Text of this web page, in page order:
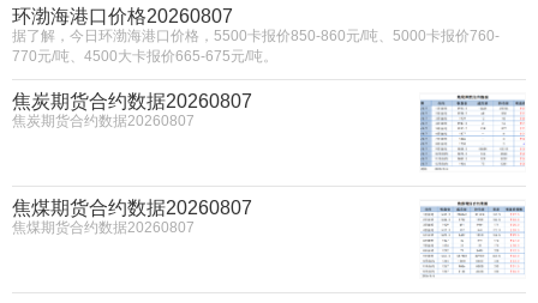
环渤海港口价格20260807
据了解，今日环渤海港口价格，5500卡报价850-860元/吨、5000卡报价760-
770元/吨、4500大卡报价665-675元/吨。
焦炭期货合约数据20260807
焦炭期货合约数据20260807
焦煤期货合约数据20260807
焦煤期货合约数据20260807